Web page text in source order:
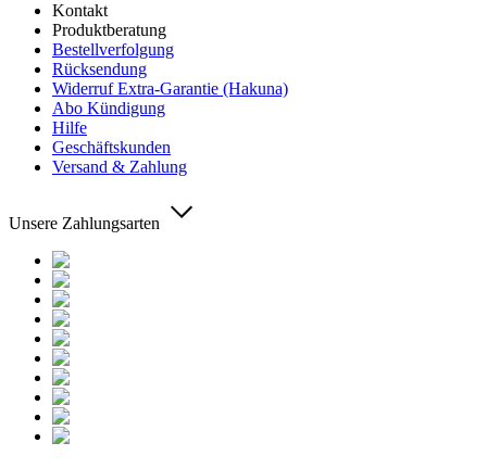
Kontakt
Produktberatung
Bestellverfolgung
Rücksendung
Widerruf Extra-Garantie (Hakuna)
Abo Kündigung
Hilfe
Geschäftskunden
Versand & Zahlung
Unsere Zahlungsarten